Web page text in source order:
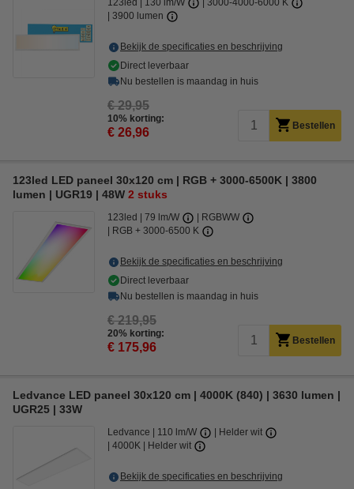
123led 130 lm/W
3000-4000-6000 K
3900 lumen
Bekijk de specificaties en beschrijving
Direct leverbaar
Nu bestellen is maandag in huis
€ 29,95
10% korting:
€ 26,96 Bestellen
123led LED paneel 30x120 cm | RGB + 3000-6500K | 3800
lumen | UGR19 | 48W 2 stuks
123led 79 lm/W
RGBWW
RGB + 3000-6500 K
Bekijk de specificaties en beschrijving
Direct leverbaar
Nu bestellen is maandag in huis
€ 219,95
20% korting:
€ 175,96 Bestellen
Ledvance LED paneel 30x120 cm | 4000K (840) | 3630 lumen |
UGR25 | 33W
Ledvance 110 lm/W
Helder wit
4000K | Helder wit
Bekijk de specificaties en beschrijving